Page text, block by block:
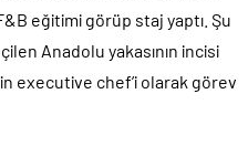
eğitimi görüp staj yaptı. Şu
Anadolu yakasının incisi
executive chef’i olarak görev